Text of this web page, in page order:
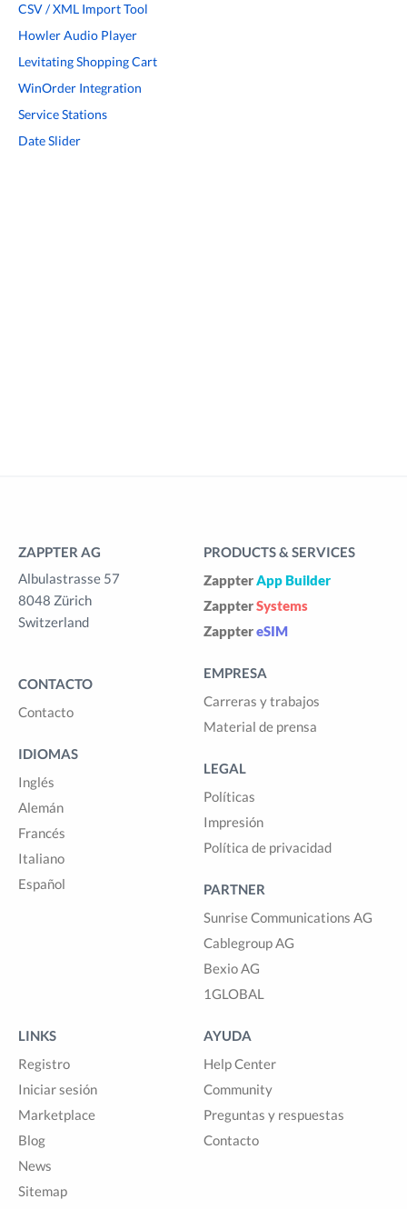
CSV / XML Import Tool
Howler Audio Player
Levitating Shopping Cart
WinOrder Integration
Service Stations
Date Slider
ZAPPTER AG
Albulastrasse 57
8048 Zürich
Switzerland
CONTACTO
Contacto
IDIOMAS
Inglés
Alemán
Francés
Italiano
Español
PRODUCTS & SERVICES
ZappterApp Builder
ZappterSystems
ZapptereSIM
EMPRESA
Carreras y trabajos
Material de prensa
LEGAL
Políticas
Impresión
Política de privacidad
PARTNER
Sunrise Communications AG
Cablegroup AG
Bexio AG
1GLOBAL
LINKS
Registro
Iniciar sesión
Marketplace
Blog
News
Sitemap
AYUDA
Help Center
Community
Preguntas y respuestas
Contacto